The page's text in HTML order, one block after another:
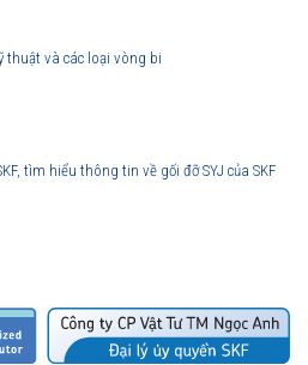
thuật và các loại vòng bi
tìm hiểu thông tin về gối đỡ SYJ của SKF